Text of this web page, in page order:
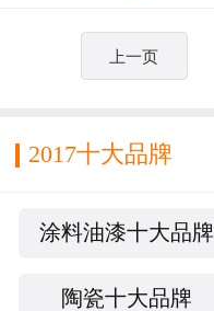
上一页
2017十大品牌
涂料油漆十大品牌
陶瓷十大品牌